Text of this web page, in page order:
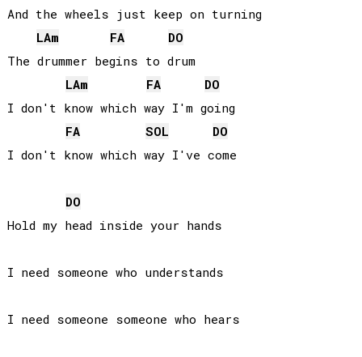
And the wheels just keep on turning
LAm FA
DO
The drummer begins to drum
LAm FA
DO
I don't know which way I'm going
FA
SOL
DO
I don't know which way I've come
DO
Hold my head inside your hands
I need someone who understands
I need someone someone who hears